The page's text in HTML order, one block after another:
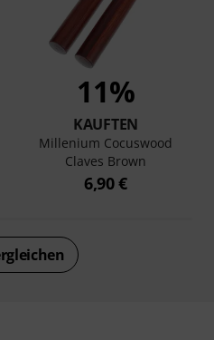
11%
KAUFTEN
Millenium Cocuswood
Claves Brown
6,90 €